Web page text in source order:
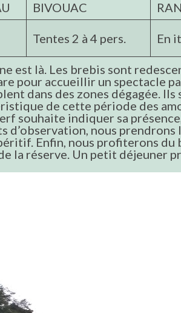
BIVOUAC
Tentes 2 à 4 pers. En
est là. Les brebis sont
pour accueillir un spectacle
dans des zones dégagée.
de cette période des
souhaite indiquer sa
d’observation, nous
Enfin, nous profiterons
la réserve. Un petit déjeuner